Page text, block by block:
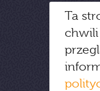
Ta
chwili